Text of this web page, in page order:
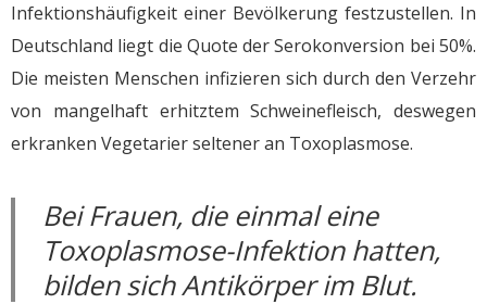
Infektionshäufigkeit einer Bevölkerung festzustellen. In
Deutschland liegt die Quote der Serokonversion bei 50%.
Die meisten Menschen infizieren sich durch den Verzehr
von mangelhaft erhitztem Schweinefleisch, deswegen
erkranken Vegetarier seltener an Toxoplasmose.
Bei Frauen, die einmal eine
Toxoplasmose-Infektion hatten,
bilden sich Antikörper im Blut.